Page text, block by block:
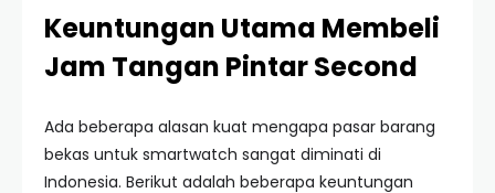
Keuntungan Utama Membeli
Jam Tangan Pintar Second
Ada beberapa alasan kuat mengapa pasar barang
bekas untuk smartwatch sangat diminati di
Indonesia. Berikut adalah beberapa keuntungan